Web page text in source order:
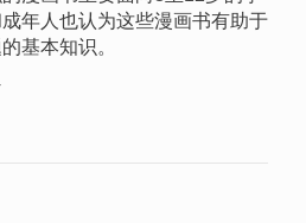
年人也认为这些漫画书有助于
基本知识。